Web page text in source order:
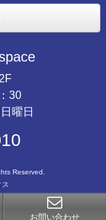
お問い合わせ
30
曜日
Reserved.